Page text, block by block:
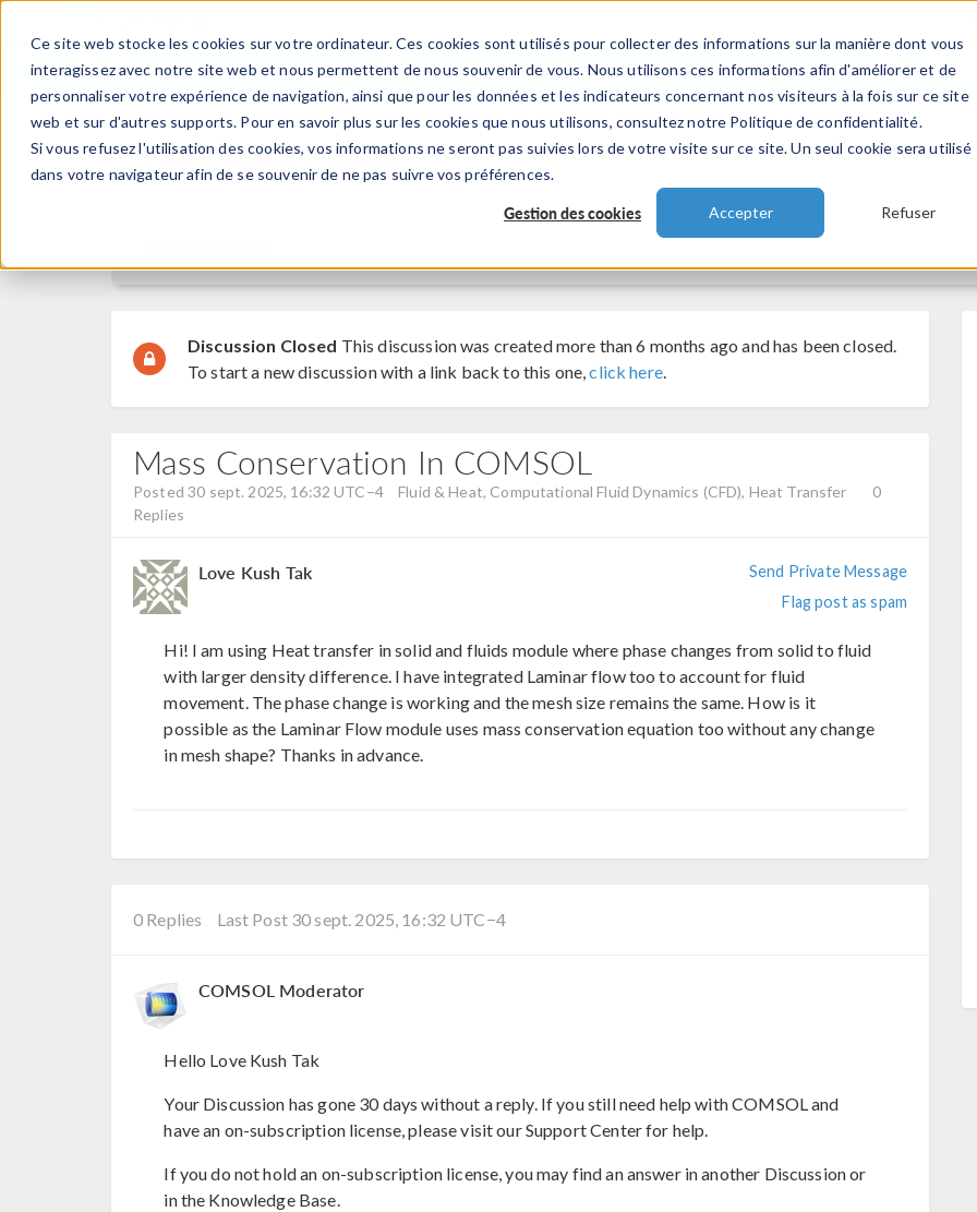
Ce site web stocke les cookies sur votre ordinateur. Ces cookies sont utilisés pour collecter des informations sur la manière dont vous
interagissez avec notre site web et nous permettent de nous souvenir de vous. Nous utilisons ces informations afin d'améliorer et de
personnaliser votre expérience de navigation, ainsi que pour les données et les indicateurs concernant nos visiteurs à la fois sur ce site
web et sur d'autres supports. Pour en savoir plus sur les cookies que nous utilisons, consultez notre Politique de confidentialité.
Si vous refusez l'utilisation des cookies, vos informations ne seront pas suivies lors de votre visite sur ce site. Un seul cookie sera utilisé
dans votre navigateur afin de se souvenir de ne pas suivre vos préférences.
Gestion des cookies Accepter Refuser
PRODUITS INDUSTRIES VIDEOS EVENEMENTS
Discussion Forum
Discussion Closed This discussion was created more than 6 months ago and has been closed.
To start a new discussion with a link back to this one,click here.
Mass Conservation In COMSOL
Posted 30 sept. 2025, 16:32 UTC−4 Fluid & Heat, Computational Fluid Dynamics (CFD), Heat Transfer
0
Replies
Love Kush Tak
Send Private Message
Flag post as spam
Hi! I am using Heat transfer in solid and fluids module where phase changes from solid to fluid
with larger density difference. I have integrated Laminar flow too to account for fluid
movement. The phase change is working and the mesh size remains the same. How is it
possible as the Laminar Flow module uses mass conservation equation too without any change
in mesh shape? Thanks in advance.
0 Replies Last Post 30 sept. 2025, 16:32 UTC−4
COMSOL Moderator
Hello Love Kush Tak
Your Discussion has gone 30 days without a reply. If you still need help with COMSOL and
have an on-subscription license, please visit our Support Center for help.
If you do not hold an on-subscription license, you may find an answer in another Discussion or
in the Knowledge Base.